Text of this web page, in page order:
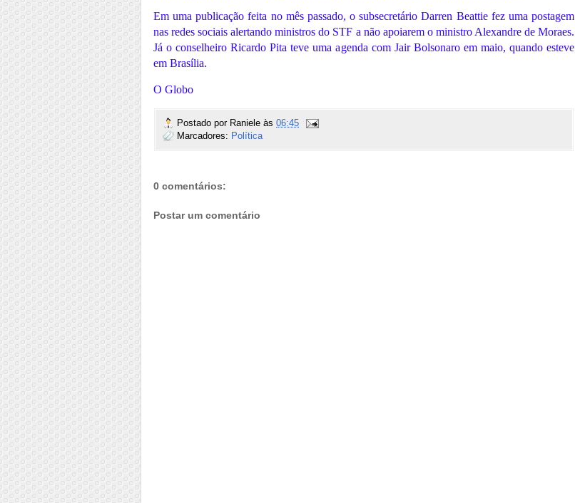
Em uma publicação feita no mês passado, o subsecretário Darren Beattie fez uma postagem
nas redes sociais alertando ministros do STF a não apoiarem o ministro Alexandre de Moraes.
Já o conselheiro Ricardo Pita teve uma agenda com Jair Bolsonaro em maio, quando esteve
em Brasília.
O Globo
Postado por Raniele às 06:45
Marcadores: Política
0 comentários:
Postar um comentário